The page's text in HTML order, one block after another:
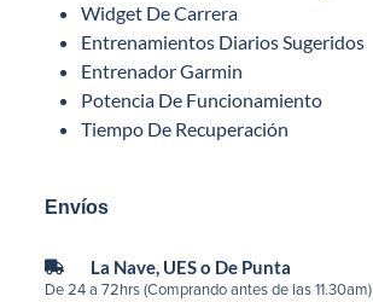
Widget De Carrera
Entrenamientos Diarios Sugeridos
Entrenador Garmin
Potencia De Funcionamiento
Tiempo De Recuperación
Envíos
La Nave, UES o De Punta
De 24 a 72hrs (Comprando antes de las 11.30am)